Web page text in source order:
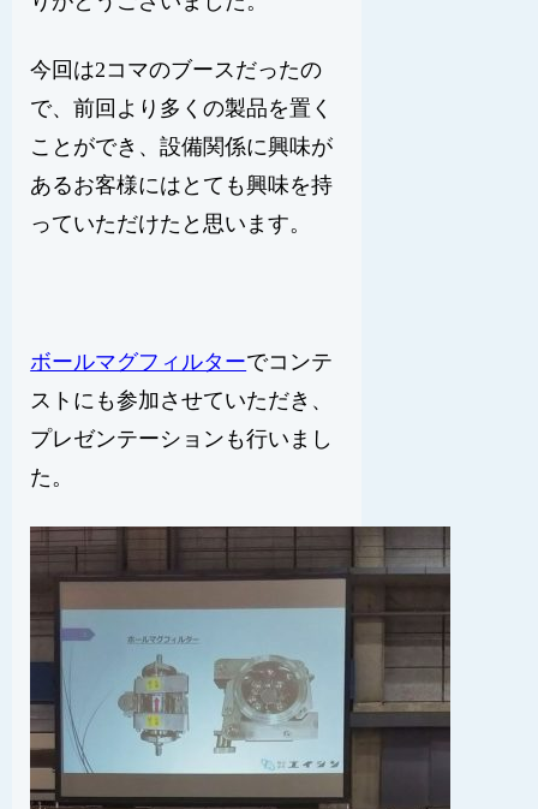
今回は2コマのブースだったの
で、前回より多くの製品を置く
ことができ、設備関係に興味が
あるお客様にはとても興味を持
っていただけたと思います。
ボールマグフィルターでコンテ
ストにも参加させていただき、
プレゼンテーションも行いまし
た。